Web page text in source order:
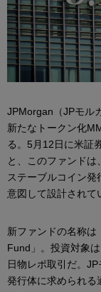
JPMorgan（JPモル
新たなトークン化
る。5月12日に米証
と、このファンドは
ステーブルコイン
意図して設計されて
新ファンドの名称
Fund」。投資対象
日物レポ取引だ。
発行体に求められる